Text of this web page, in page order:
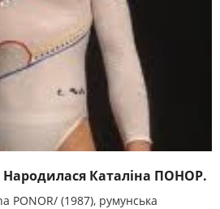
Народилася Каталіна ПОНОР.
PONOR/ (1987), румунська